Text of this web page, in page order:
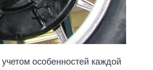
особенностей каждой